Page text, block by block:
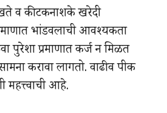
व कीटकनाशके खरेदी
भांडवलाची आवश्यकता
पुरेशा प्रमाणात कर्ज न मिळत
करावा लागतो. वाढीव पीक
महत्त्वाची आहे.